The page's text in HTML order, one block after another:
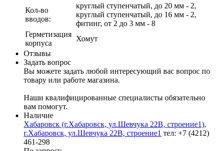
Кол-во
вводов:
круглый ступенчатый, до 20 мм - 2,
круглый ступенчатый, до 16 мм - 2,
фитинг, от 2 до 3 мм - 8
Герметизация
корпуса
Хомут
Отзывы
Задать вопрос
Вы можете задать любой интересующий вас вопрос по
товару или работе магазина.
Наши квалифицированные специалисты обязательно
вам помогут.
Наличие
Хабаровск (г.Хабаровск, ул.Шевчука 22В, строение1),
г.Хабаровск, ул.Шевчука 22В, строение1 тел: +7 (4212)
461-298